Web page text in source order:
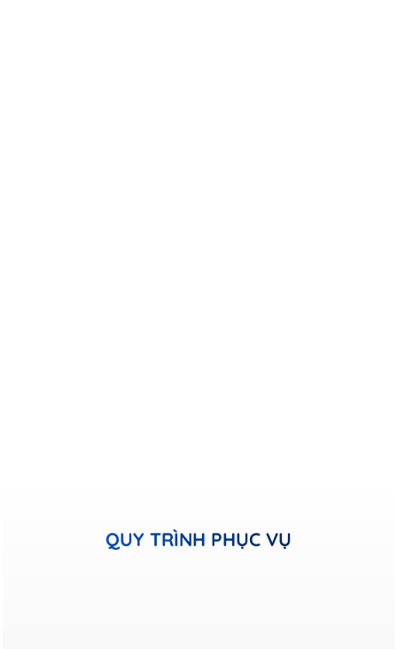
QUY TRÌNH PHỤC VỤ